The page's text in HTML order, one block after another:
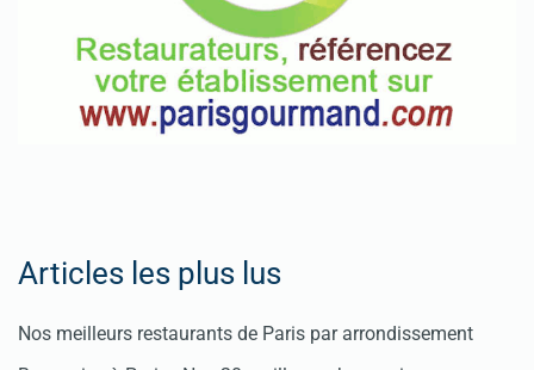
Articles les plus lus
Nos meilleurs restaurants de Paris par arrondissement